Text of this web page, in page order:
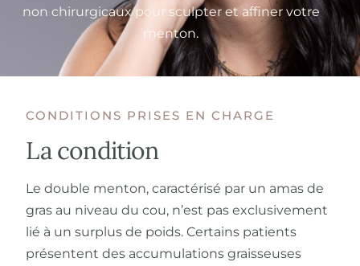
non chirurgicaux pour sculpter et affiner votre
menton.
CONDITIONS PRISES EN CHARGE
La condition
Le double menton, caractérisé par un amas de
gras au niveau du cou, n’est pas exclusivement
lié à un surplus de poids. Certains patients
présentent des accumulations graisseuses
En